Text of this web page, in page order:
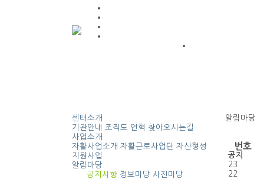
센터소개
기관안내 조직도 연혁 찾아오시는길
사업소개
자활사업소개 자활근로사업단 자산형성
지원사업
알림마당
공지사항 정보마당 사진마당
알림마당
번호
공지
23
22